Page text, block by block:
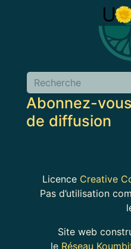
Abonnez-
de diffusion
Licence Creative
Pas d’utilisation
Site web
le Réseau